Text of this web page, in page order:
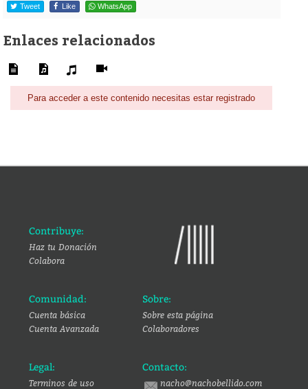
Tweet Like WhatsApp
Enlaces relacionados
Para acceder a este contenido necesitas estar registrado
Contribuye:
Haz tu Donación
Colabora
Comunidad:
Cuenta básica
Cuenta Avanzada
Sobre:
Sobre esta página
Colaboradores
Legal:
Terminos de uso
Contacto:
nacho@nachobellido.com